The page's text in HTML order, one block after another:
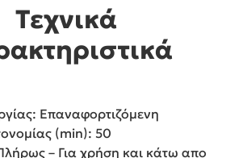
Τεχνικά
Επαναφορτιζόμενη
(min): 50
– Για χρήση και κάτω απο